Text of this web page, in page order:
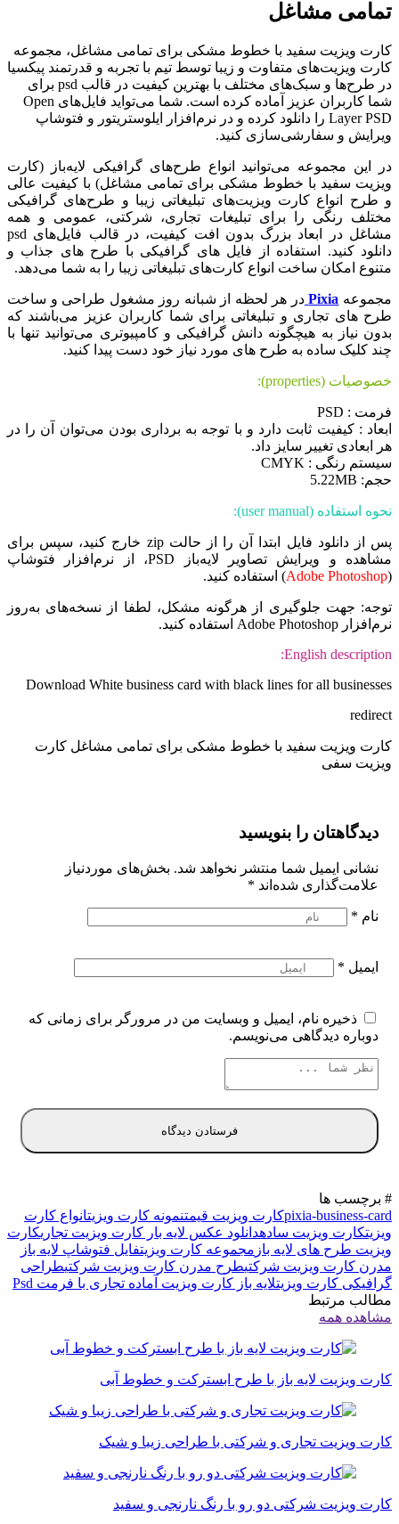
تمامی مشاغل
کارت ویزیت سفید با خطوط مشکی برای تمامی مشاغل، مجموعه
کارت ویزیت‌های متفاوت و زیبا توسط تیم با تجربه و قدرتمند پیکسیا
در طرح‌ها و سبک‌های مختلف با بهترین کیفیت در قالب psd برای
شما کاربران عزیز آماده کرده است. شما می‌تواید فایل‌های Open
Layer PSD را دانلود کرده و در نرم‌افزار ایلوستریتور و فتوشاپ
ویرایش و سفارشی‌سازی کنید.
در این مجموعه می‌توانید انواع طرح‌های گرافیکی لایه‌باز (کارت
ویزیت سفید با خطوط مشکی برای تمامی مشاغل) با کیفیت عالی
و طرح انواع کارت ویزیت‌های تبلیغاتی زیبا و طرح‌های گرافیکی
مختلف رنگی را برای تبلیغات تجاری، شرکتی، عمومی و همه
مشاغل در ابعاد بزرگ بدون افت کیفیت، در قالب فایل‌های psd
دانلود کنید. استفاده از فایل های گرافیکی با طرح های جذاب و
متنوع امکان ساخت انواع کارت‌های تبلیغاتی زیبا را به شما می‌دهد.
مجموعه Pixia در هر لحظه از شبانه روز مشغول طراحی و ساخت
طرح های تجاری و تبلیغاتی برای شما کاربران عزیز می‌باشند که
بدون نیاز به هیچگونه دانش گرافیکی و کامپیوتری می‌توانید تنها با
چند کلیک ساده به طرح های مورد نیاز خود دست پیدا کنید.
خصوصیات (properties):
فرمت : PSD
ابعاد : کیفیت ثابت دارد و با توجه به برداری بودن می‌توان آن را در
هر ابعادی تغییر سایز داد.
سیستم رنگی : CMYK
حجم: 5.22MB
نحوه استفاده (user manual):
پس از دانلود فایل ابتدا آن را از حالت zip خارج کنید، سپس برای
مشاهده و ویرایش تصاویر لایه‌باز PSD، از نرم‌افزار فتوشاپ
(
Adobe Photoshop) استفاده کنید.
توجه: جهت جلوگیری از هرگونه مشکل، لطفا از نسخه‌های به‌روز
نرم‌افزار Adobe Photoshop استفاده کنید.
English description:
Download White business card with black lines for all businesses
redirect
کارت ویزیت سفید با خطوط مشکی برای تمامی مشاغل کارت
ویزیت سفی
دیدگاهتان را بنویسید
نشانی ایمیل شما منتشر نخواهد شد. بخش‌های موردنیاز
علامت‌گذاری شده‌اند *
نام *
ایمیل *
ذخیره نام، ایمیل و وبسایت من در مرورگر برای زمانی که
دوباره دیدگاهی می‌نویسم.
# برچسب ها
pixia-business-cardکارت ویزیت قیمتنمونه کارت ویزیتانواع کارت
ویزیتکارت ویزیت سادهدانلود عکس لایه بار کارت ویزیت تجاریکارت
ویزیت طرح های لایه باز مجموعه کارت ویزیتفایل فتوشاپ لایه باز
مدرن کارت ویزیت شرکتیطرح مدرن کارت ویزیت شرکتیطراحی
گرافیکی کارت ویزیتلایه باز کارت ویزیت آماده تجاری با فرمت Psd
مطالب مرتبط
مشاهده همه
کارت ویزیت لایه باز با طرح ابسترکت و خطوط آبی
کارت ویزیت تجاری و شرکتی با طراحی زیبا و شیک
کارت ویزیت شرکتی دو رو با رنگ نارنجی و سفید